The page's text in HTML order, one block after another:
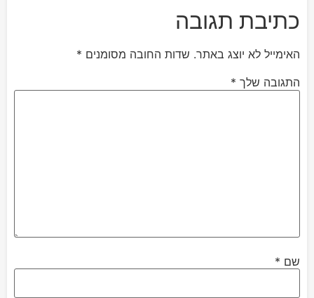
כתיבת תגובה
האימייל לא יוצג באתר. שדות החובה מסומנים *
התגובה שלך *
שם *